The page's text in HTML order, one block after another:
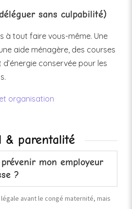
sans culpabilité)
à tout faire vous-même. Une
aide ménagère, des courses
d’énergie conservée pour les
organisation
& parentalité
mon employeur
?
légale avant le congé maternité, mais